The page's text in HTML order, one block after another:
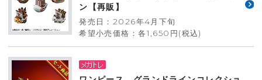
ン【再販】
発売日：2026年4月下旬
希望小売価格：各1,650円(税込)